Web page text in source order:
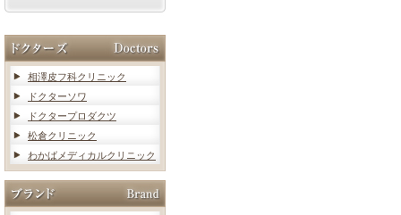
相澤皮フ科クリニック
ドクターソワ
ドクタープロダクツ
松倉クリニック
わかばメディカルクリニック